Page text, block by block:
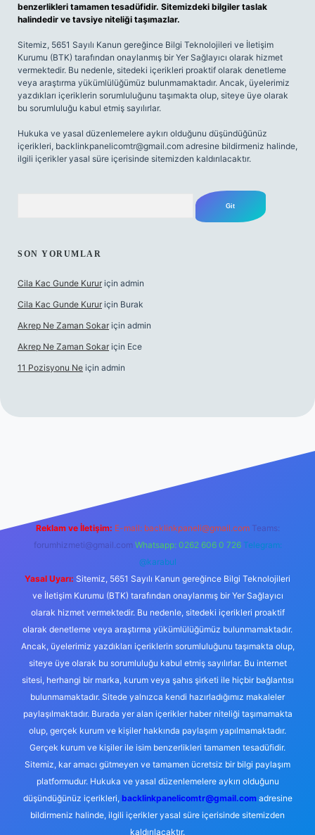
benzerlikleri tamamen tesadüfidir. Sitemizdeki bilgiler taslak
halindedir ve tavsiye niteliği taşımazlar.
Sitemiz, 5651 Sayılı Kanun gereğince Bilgi Teknolojileri ve İletişim
Kurumu (BTK) tarafından onaylanmış bir Yer Sağlayıcı olarak hizmet
vermektedir. Bu nedenle, sitedeki içerikleri proaktif olarak denetleme
veya araştırma yükümlülüğümüz bulunmamaktadır. Ancak, üyelerimiz
yazdıkları içeriklerin sorumluluğunu taşımakta olup, siteye üye olarak
bu sorumluluğu kabul etmiş sayılırlar.
Hukuka ve yasal düzenlemelere aykırı olduğunu düşündüğünüz
içerikleri, backlinkpanelicomtr@gmail.com adresine bildirmeniz halinde,
ilgili içerikler yasal süre içerisinde sitemizden kaldırılacaktır.
SON YORUMLAR
Cila Kac Gunde Kurur için admin
Cila Kac Gunde Kurur için Burak
Akrep Ne Zaman Sokar için admin
Akrep Ne Zaman Sokar için Ece
11 Pozisyonu Ne için admin
Reklam ve İletişim: E-mail: backlinkpaneli@gmail.com Teams:
forumhizmeti@gmail.com Whatsapp: 0262 606 0 726 Telegram:
@karabul
Yasal Uyarı: Sitemiz, 5651 Sayılı Kanun gereğince Bilgi Teknolojileri
ve İletişim Kurumu (BTK) tarafından onaylanmış bir Yer Sağlayıcı
olarak hizmet vermektedir. Bu nedenle, sitedeki içerikleri proaktif
olarak denetleme veya araştırma yükümlülüğümüz bulunmamaktadır.
Ancak, üyelerimiz yazdıkları içeriklerin sorumluluğunu taşımakta olup,
siteye üye olarak bu sorumluluğu kabul etmiş sayılırlar. Bu internet
sitesi, herhangi bir marka, kurum veya şahıs şirketi ile hiçbir bağlantısı
bulunmamaktadır. Sitede yalnızca kendi hazırladığımız makaleler
paylaşılmaktadır. Burada yer alan içerikler haber niteliği taşımamakta
olup, gerçek kurum ve kişiler hakkında paylaşım yapılmamaktadır.
Gerçek kurum ve kişiler ile isim benzerlikleri tamamen tesadüfidir.
Sitemiz, kar amacı gütmeyen ve tamamen ücretsiz bir bilgi paylaşım
platformudur. Hukuka ve yasal düzenlemelere aykırı olduğunu
düşündüğünüz içerikleri, backlinkpanelicomtr@gmail.comadresine
bildirmeniz halinde, ilgili içerikler yasal süre içerisinde sitemizden
kaldırılacaktır.